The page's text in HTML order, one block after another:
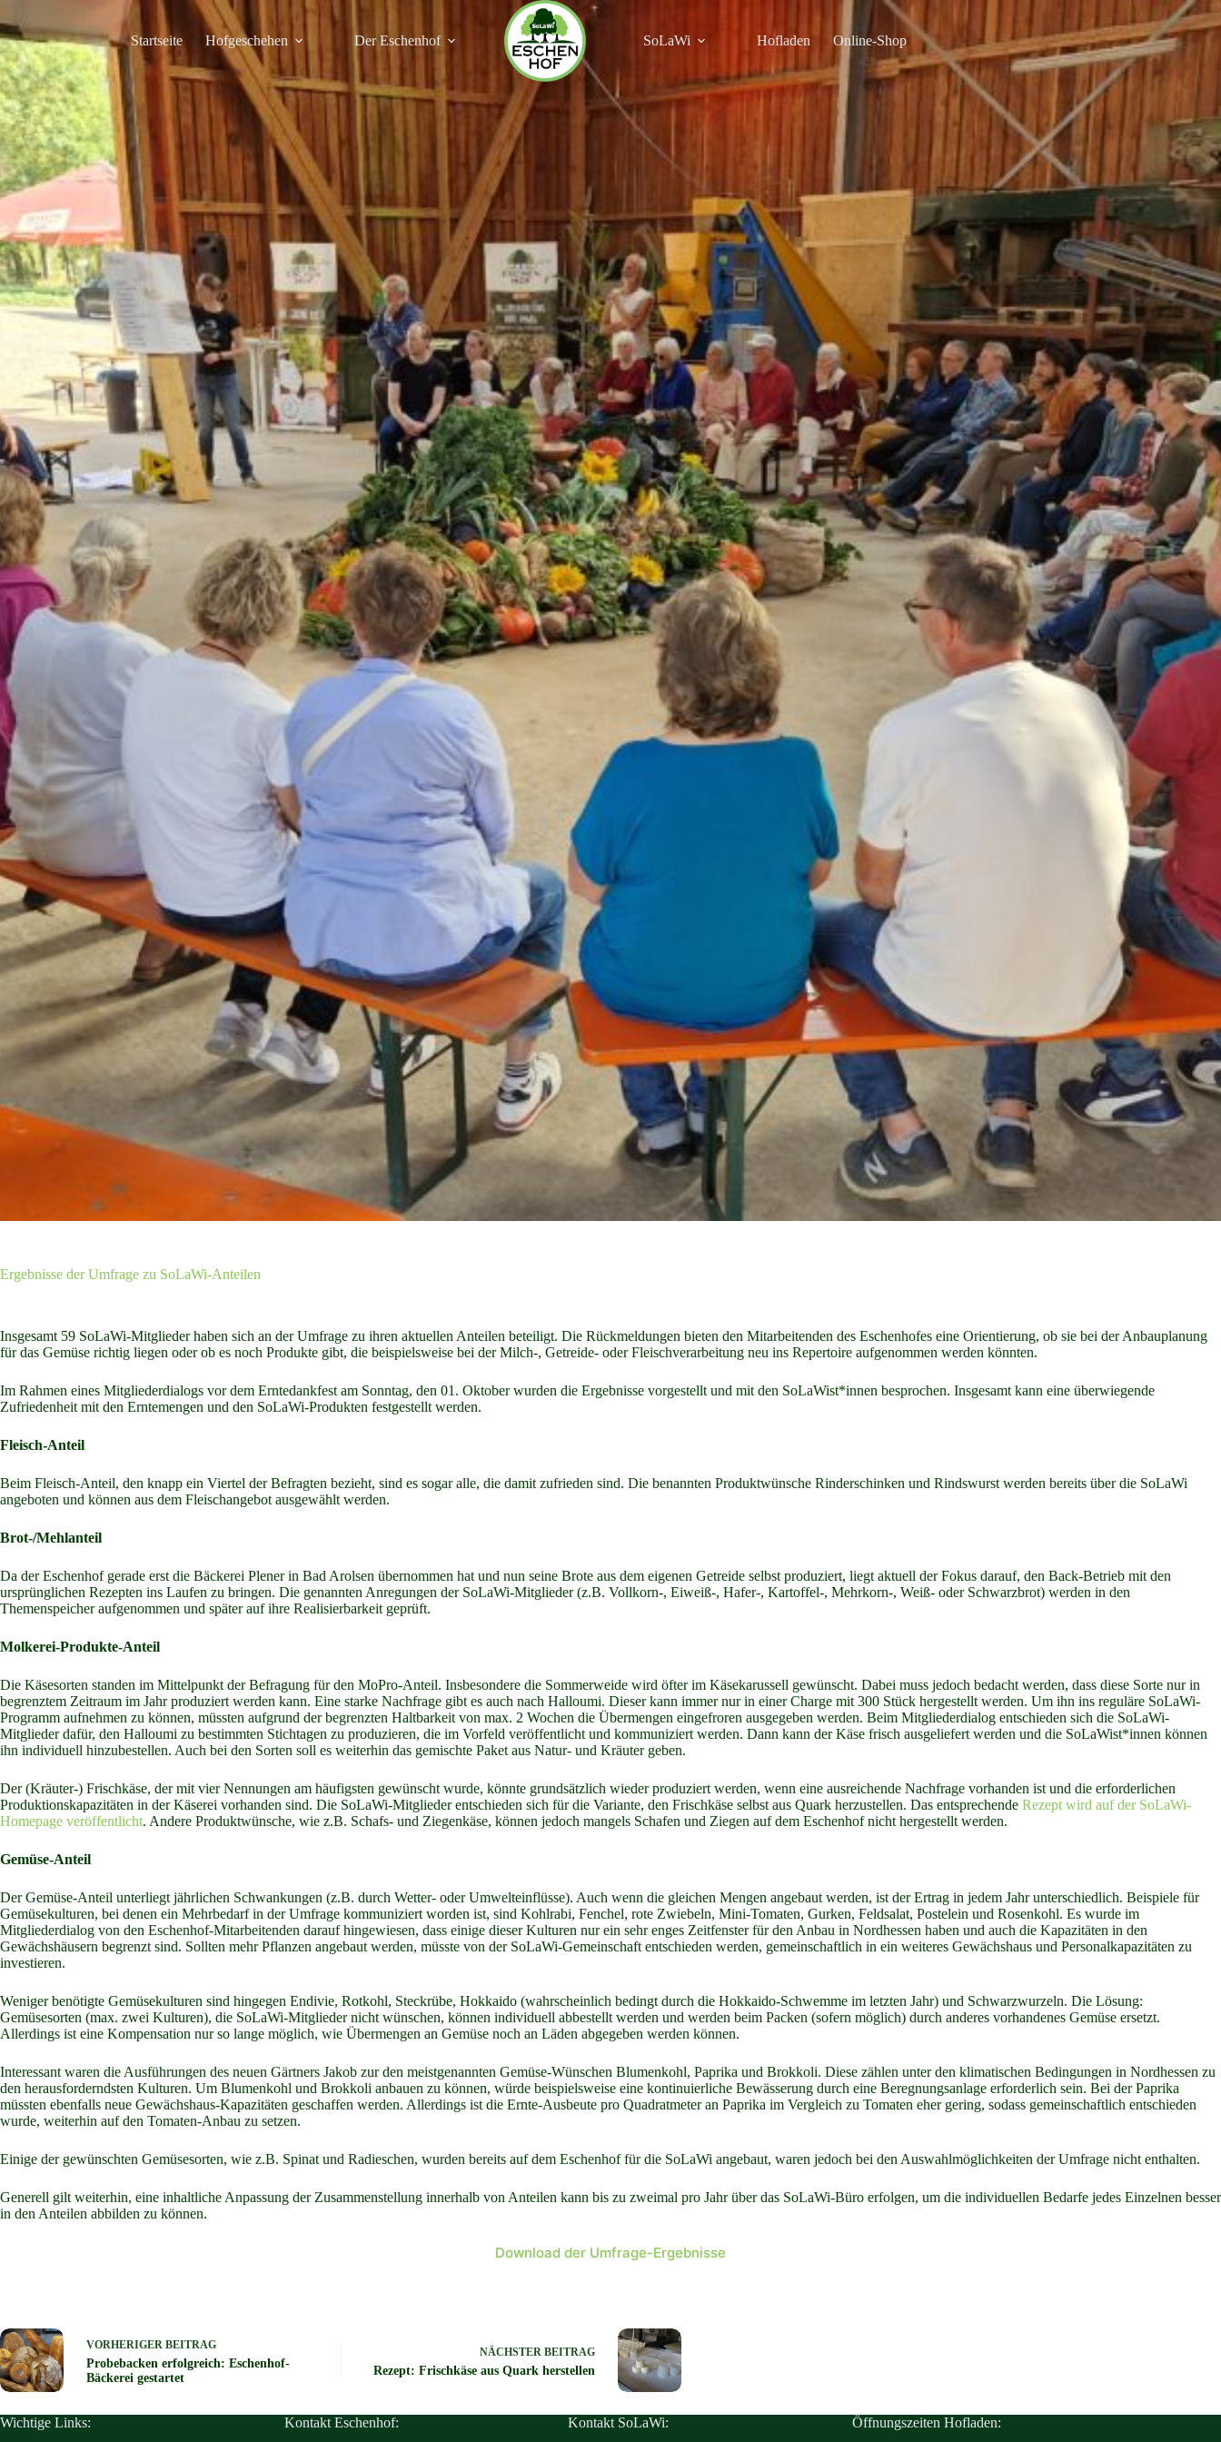
Inhalt
springen
Startseite Hofgeschehen Der Eschenhof SoLaWi Hofladen Online-Shop
Ergebnisse der Umfrage zu SoLaWi-Anteilen
Insgesamt 59 SoLaWi-Mitglieder haben sich an der Umfrage zu ihren aktuellen Anteilen beteiligt. Die Rückmeldungen bieten den Mitarbeitenden des Eschenhofes eine Orientierung, ob sie bei der Anbauplanung
für das Gemüse richtig liegen oder ob es noch Produkte gibt, die beispielsweise bei der Milch-, Getreide- oder Fleischverarbeitung neu ins Repertoire aufgenommen werden könnten.
Im Rahmen eines Mitgliederdialogs vor dem Erntedankfest am Sonntag, den 01. Oktober wurden die Ergebnisse vorgestellt und mit den SoLaWist*innen besprochen. Insgesamt kann eine überwiegende
Zufriedenheit mit den Erntemengen und den SoLaWi-Produkten festgestellt werden.
Fleisch-Anteil
Beim Fleisch-Anteil, den knapp ein Viertel der Befragten bezieht, sind es sogar alle, die damit zufrieden sind. Die benannten Produktwünsche Rinderschinken und Rindswurst werden bereits über die SoLaWi
angeboten und können aus dem Fleischangebot ausgewählt werden.
Brot-/Mehlanteil
Da der Eschenhof gerade erst die Bäckerei Plener in Bad Arolsen übernommen hat und nun seine Brote aus dem eigenen Getreide selbst produziert, liegt aktuell der Fokus darauf, den Back-Betrieb mit den
ursprünglichen Rezepten ins Laufen zu bringen. Die genannten Anregungen der SoLaWi-Mitglieder (z.B. Vollkorn-, Eiweiß-, Hafer-, Kartoffel-, Mehrkorn-, Weiß- oder Schwarzbrot) werden in den
Themenspeicher aufgenommen und später auf ihre Realisierbarkeit geprüft.
Molkerei-Produkte-Anteil
Die Käsesorten standen im Mittelpunkt der Befragung für den MoPro-Anteil. Insbesondere die Sommerweide wird öfter im Käsekarussell gewünscht. Dabei muss jedoch bedacht werden, dass diese Sorte nur in
begrenztem Zeitraum im Jahr produziert werden kann. Eine starke Nachfrage gibt es auch nach Halloumi. Dieser kann immer nur in einer Charge mit 300 Stück hergestellt werden. Um ihn ins reguläre SoLaWi-
Programm aufnehmen zu können, müssten aufgrund der begrenzten Haltbarkeit von max. 2 Wochen die Übermengen eingefroren ausgegeben werden. Beim Mitgliederdialog entschieden sich die SoLaWi-
Mitglieder dafür, den Halloumi zu bestimmten Stichtagen zu produzieren, die im Vorfeld veröffentlicht und kommuniziert werden. Dann kann der Käse frisch ausgeliefert werden und die SoLaWist*innen können
ihn individuell hinzubestellen. Auch bei den Sorten soll es weiterhin das gemischte Paket aus Natur- und Kräuter geben.
Der (Kräuter-) Frischkäse, der mit vier Nennungen am häufigsten gewünscht wurde, könnte grundsätzlich wieder produziert werden, wenn eine ausreichende Nachfrage vorhanden ist und die erforderlichen
Produktionskapazitäten in der Käserei vorhanden sind. Die SoLaWi-Mitglieder entschieden sich für die Variante, den Frischkäse selbst aus Quark herzustellen. Das entsprechende Rezept wird auf der SoLaWi-
Homepage veröffentlicht. Andere Produktwünsche, wie z.B. Schafs- und Ziegenkäse, können jedoch mangels Schafen und Ziegen auf dem Eschenhof nicht hergestellt werden.
Gemüse-Anteil
Der Gemüse-Anteil unterliegt jährlichen Schwankungen (z.B. durch Wetter- oder Umwelteinflüsse). Auch wenn die gleichen Mengen angebaut werden, ist der Ertrag in jedem Jahr unterschiedlich. Beispiele für
Gemüsekulturen, bei denen ein Mehrbedarf in der Umfrage kommuniziert worden ist, sind Kohlrabi, Fenchel, rote Zwiebeln, Mini-Tomaten, Gurken, Feldsalat, Postelein und Rosenkohl. Es wurde im
Mitgliederdialog von den Eschenhof-Mitarbeitenden darauf hingewiesen, dass einige dieser Kulturen nur ein sehr enges Zeitfenster für den Anbau in Nordhessen haben und auch die Kapazitäten in den
Gewächshäusern begrenzt sind. Sollten mehr Pflanzen angebaut werden, müsste von der SoLaWi-Gemeinschaft entschieden werden, gemeinschaftlich in ein weiteres Gewächshaus und Personalkapazitäten zu
investieren.
Weniger benötigte Gemüsekulturen sind hingegen Endivie, Rotkohl, Steckrübe, Hokkaido (wahrscheinlich bedingt durch die Hokkaido-Schwemme im letzten Jahr) und Schwarzwurzeln. Die Lösung:
Gemüsesorten (max. zwei Kulturen), die SoLaWi-Mitglieder nicht wünschen, können individuell abbestellt werden und werden beim Packen (sofern möglich) durch anderes vorhandenes Gemüse ersetzt.
Allerdings ist eine Kompensation nur so lange möglich, wie Übermengen an Gemüse noch an Läden abgegeben werden können.
Interessant waren die Ausführungen des neuen Gärtners Jakob zur den meistgenannten Gemüse-Wünschen Blumenkohl, Paprika und Brokkoli. Diese zählen unter den klimatischen Bedingungen in Nordhessen zu
den herausforderndsten Kulturen. Um Blumenkohl und Brokkoli anbauen zu können, würde beispielsweise eine kontinuierliche Bewässerung durch eine Beregnungsanlage erforderlich sein. Bei der Paprika
müssten ebenfalls neue Gewächshaus-Kapazitäten geschaffen werden. Allerdings ist die Ernte-Ausbeute pro Quadratmeter an Paprika im Vergleich zu Tomaten eher gering, sodass gemeinschaftlich entschieden
wurde, weiterhin auf den Tomaten-Anbau zu setzen.
Einige der gewünschten Gemüsesorten, wie z.B. Spinat und Radieschen, wurden bereits auf dem Eschenhof für die SoLaWi angebaut, waren jedoch bei den Auswahlmöglichkeiten der Umfrage nicht enthalten.
Generell gilt weiterhin, eine inhaltliche Anpassung der Zusammenstellung innerhalb von Anteilen kann bis zu zweimal pro Jahr über das SoLaWi-Büro erfolgen, um die individuellen Bedarfe jedes Einzelnen besser
in den Anteilen abbilden zu können.
Download der Umfrage-Ergebnisse
VORHERIGER BEITRAG
Probebacken erfolgreich: Eschenhof-
Bäckerei gestartet
NÄCHSTER BEITRAG
Rezept: Frischkäse aus Quark herstellen
Wichtige Links: Kontakt Eschenhof: Kontakt SoLaWi: Öffnungszeiten Hofladen: